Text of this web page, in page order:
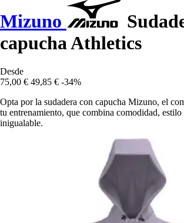
Mizuno
capucha Athletics
Desde
75,00 € 49,85 € -34%
Opta por la sudadera con capucha Mizuno, el
tu entrenamiento, que combina comodidad,
inigualable.